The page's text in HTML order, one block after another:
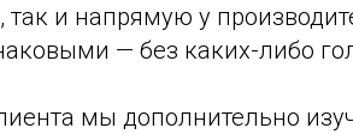
и напрямую у
— без каких-либо
мы дополнительно